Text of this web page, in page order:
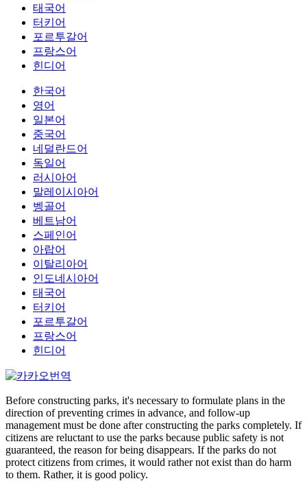
태국어
터키어
포르투갈어
프랑스어
힌디어
한국어
영어
일본어
중국어
네덜란드어
독일어
러시아어
말레이시아어
벵골어
베트남어
스페인어
아랍어
이탈리아어
인도네시아어
태국어
터키어
포르투갈어
프랑스어
힌디어
Before constructing parks, it's necessary to formulate plans in the
direction of preventing crimes in advance, and follow-up
management must be done after constructing the parks completely. If
citizens are reluctant to use the parks because public safety is not
guaranteed, the reason for being disappears. If the parks do not
protect citizens from crimes, it would rather not exist than do harm
to them. Rather, it is good policy.